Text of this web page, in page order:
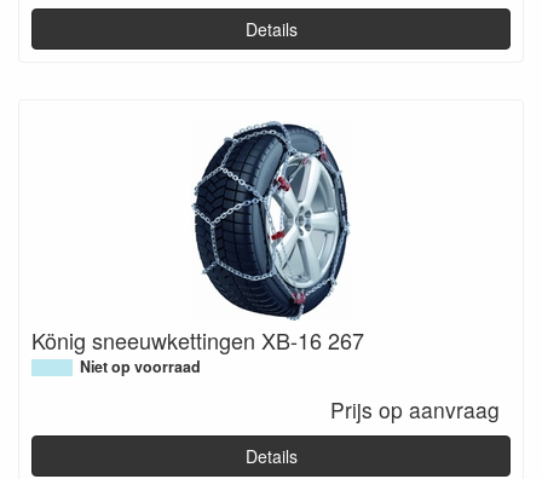
Details
König sneeuwkettingen XB-16 267
Niet op voorraad
Prijs op aanvraag
Details